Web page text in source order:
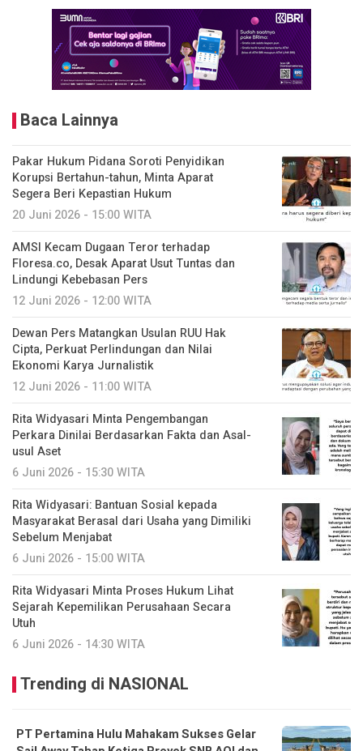
Baca Lainnya
Pakar Hukum Pidana Soroti Penyidikan
Korupsi Bertahun-tahun, Minta Aparat
Segera Beri Kepastian Hukum
20 Juni 2026 - 15:00 WITA
AMSI Kecam Dugaan Teror terhadap
Floresa.co, Desak Aparat Usut Tuntas dan
Lindungi Kebebasan Pers
12 Juni 2026 - 12:00 WITA
Dewan Pers Matangkan Usulan RUU Hak
Cipta, Perkuat Perlindungan dan Nilai
Ekonomi Karya Jurnalistik
12 Juni 2026 - 11:00 WITA
Rita Widyasari Minta Pengembangan
Perkara Dinilai Berdasarkan Fakta dan Asal-
usul Aset
6 Juni 2026 - 15:30 WITA
Rita Widyasari: Bantuan Sosial kepada
Masyarakat Berasal dari Usaha yang Dimiliki
Sebelum Menjabat
6 Juni 2026 - 15:00 WITA
Rita Widyasari Minta Proses Hukum Lihat
Sejarah Kepemilikan Perusahaan Secara
Utuh
6 Juni 2026 - 14:30 WITA
Trending di NASIONAL
PT Pertamina Hulu Mahakam Sukses Gelar